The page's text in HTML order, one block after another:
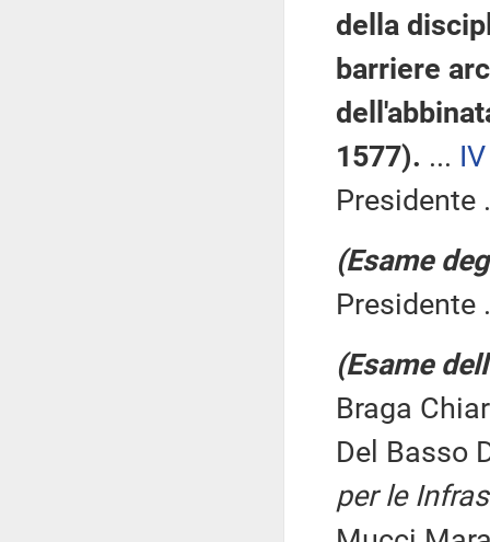
della
barriere
1577). ... IV
Presidente
(Esame
Presidente
(Esame
Braga
Del Basso
per le